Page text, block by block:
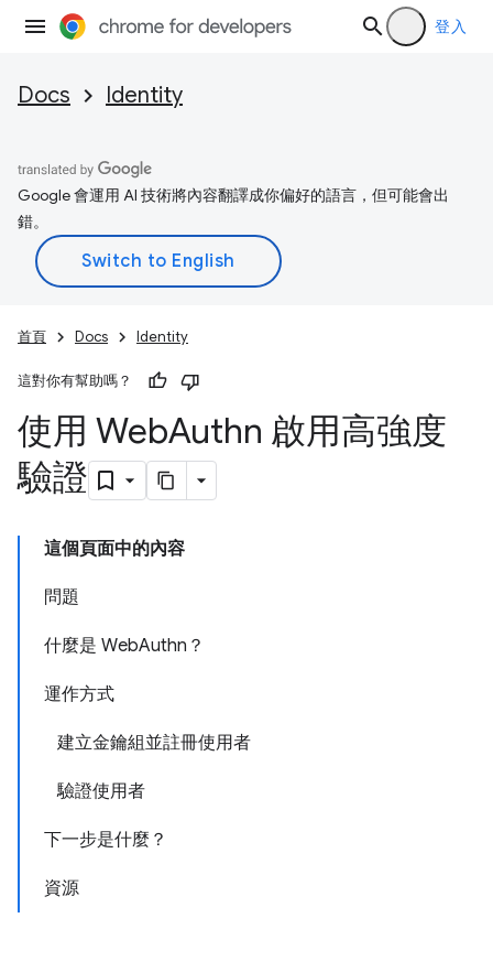
登入
Docs Identity
Google 會運用 AI 技術將內容翻譯成你偏好的語言，但可能會出
錯。
首頁 Docs Identity
這對你有幫助嗎？
使用 WebAuthn 啟用高強度
驗證
這個頁面中的內容
問題
什麼是 WebAuthn？
運作方式
建立金鑰組並註冊使用者
驗證使用者
下一步是什麼？
資源